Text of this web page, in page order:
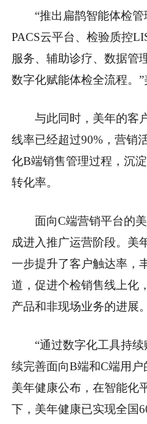
“推出扁鹊智能体检
PACS云平台、检验质控
服务、辅助诊疗、数据管
数字化赋能体检全流程。”
与此同时，美年的客
线率已经超过90%，营销
化B端销售管理过程，沉
转化率。
面向C端营销平台的
成进入推广运营阶段。美
一步提升了客户触达率，
道，促进个检销售线上化
产品和非现场业务的进展。
“通过数字化工具持
续完善面向B端和C端用
美年健康公布，在智能化
下，美年健康已实现全国